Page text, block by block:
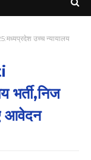
उच्च न्यायालय
भर्ती,निज
आवेदन